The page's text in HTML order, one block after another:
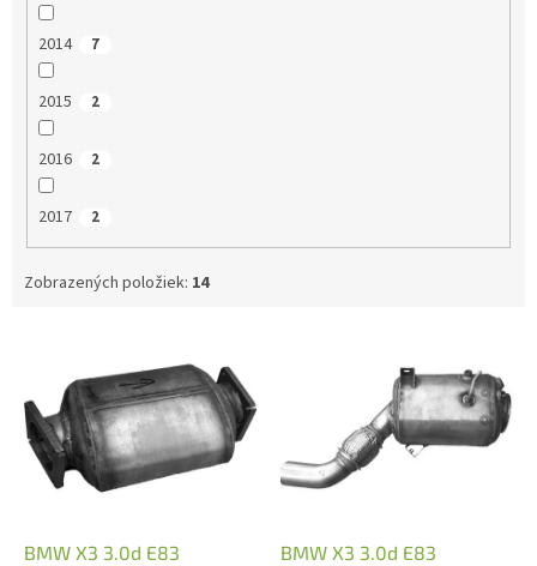
2014 7
2015 2
2016 2
2017 2
Zobrazených položiek: 14
p
BMW X3 3.0d E83
BMW X3 3.0d E83